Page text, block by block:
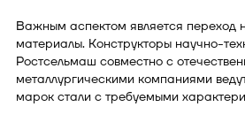
Важным аспектом является переход
материалы. Конструкторы научно-
Ростсельмаш совместно с
металлургическими компаниями
марок стали с требуемыми